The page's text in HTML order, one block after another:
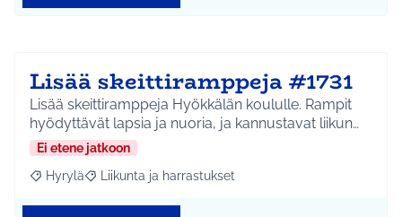
Lisää skeittiramppeja #1731
Lisää skeittiramppeja Hyökkälän koululle. Rampit
hyödyttävät lapsia ja nuoria, ja kannustavat liikun…
Ei etene jatkoon
Rajaa tulokset aihepiirin mukaan: Hyrylä
Hyrylä Rajaa tulokset teeman mukaan: Liikunta ja
Liikunta ja harrastukset